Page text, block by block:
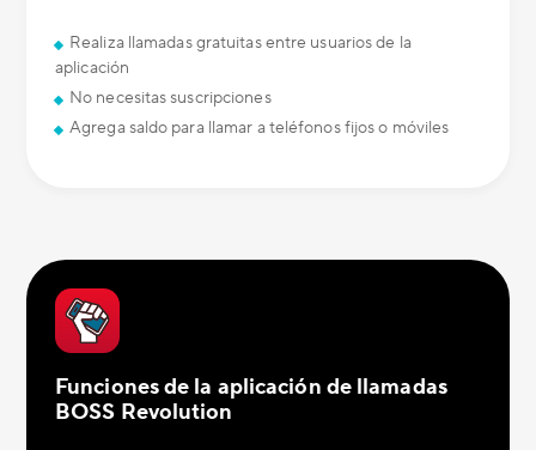
Realiza llamadas gratuitas entre usuarios de la
aplicación
No necesitas suscripciones
Agrega saldo para llamar a teléfonos fijos o móviles
Funciones de la aplicación de llamadas
BOSS Revolution